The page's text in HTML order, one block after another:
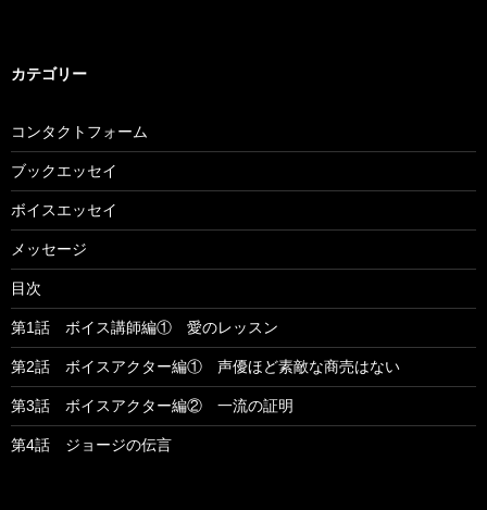
カテゴリー
コンタクトフォーム
ブックエッセイ
ボイスエッセイ
メッセージ
目次
第1話 ボイス講師編① 愛のレッスン
第2話 ボイスアクター編① 声優ほど素敵な商売はない
第3話 ボイスアクター編② 一流の証明
第4話 ジョージの伝言